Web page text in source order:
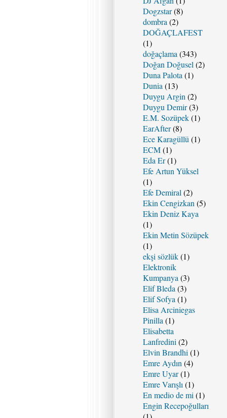
Dogzstar(8)
dombra (2)
DOĞAÇLAFEST
(1)
doğaçlama (343)
Doğan Doğusel (2)
Duna Palota (1)
Dunia (13)
Duygu Argin (2)
Duygu Demir(3)
E.M. Sozüpek(1)
EarAfter(8)
Ece Karagüllü (1)
ECM(1)
Eda Er(1)
Efe Artun Yüksel
(1)
Efe Demiral (2)
Ekin Cengizkan (5)
Ekin Deniz Kaya
(1)
Ekin Metin Sözüpek
(1)
ekşi sözlük(1)
Elektronik
Kumpanya (3)
Elif Bleda (3)
Elif Sofya (1)
Elisa Arciniegas
Pinilla (1)
Elisabetta
Lanfredini (2)
Elvin Brandhi (1)
Emre Aydın (4)
Emre Uyar(1)
Emre Varışlı (1)
En medio de mi (1)
Engin Recepoğulları